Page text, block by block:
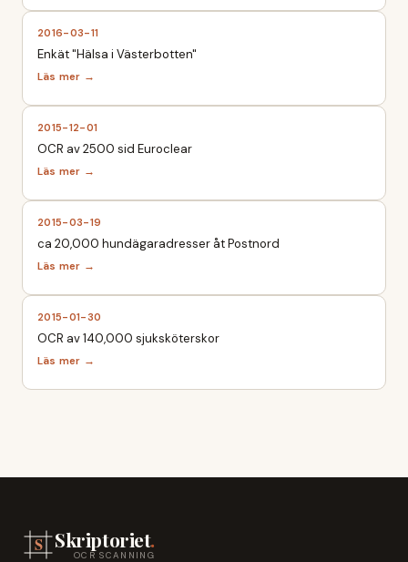
2016-03-11
Enkät "Hälsa i Västerbotten"
2015-12-01
OCR av 2500 sid Euroclear
2015-03-19
ca 20,000 hundägaradresser åt Postnord
2015-01-30
OCR av 140,000 sjuksköterskor
Skriptoriet.
OCR SCANNING